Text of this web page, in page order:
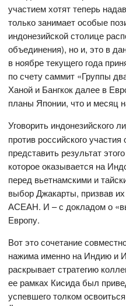
участием хотят теперь
только занимает особые
индонезийской столице
объединения), но и, это в
в ноябре текущего года
по счету саммит «Группы
Ханой и Бангкок далее в
планы Японии, что и месяц
Уговорить индонезийского
против российского
представить результат
которое оказывается на
перед вьетнамскими и
выбор Джакарты, призвав
АСЕАН. И – с докладом о
Европу.
Вот это сочетание
нажима именно на Индию и
раскрывает стратегию
ее рамках Кисида был
успевшего толком